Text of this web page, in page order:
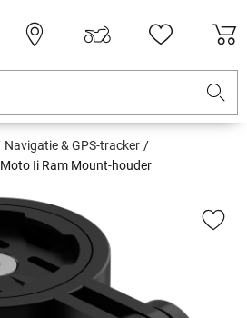
Navigatie & GPS-tracker
Moto Ii Ram Mount-houder